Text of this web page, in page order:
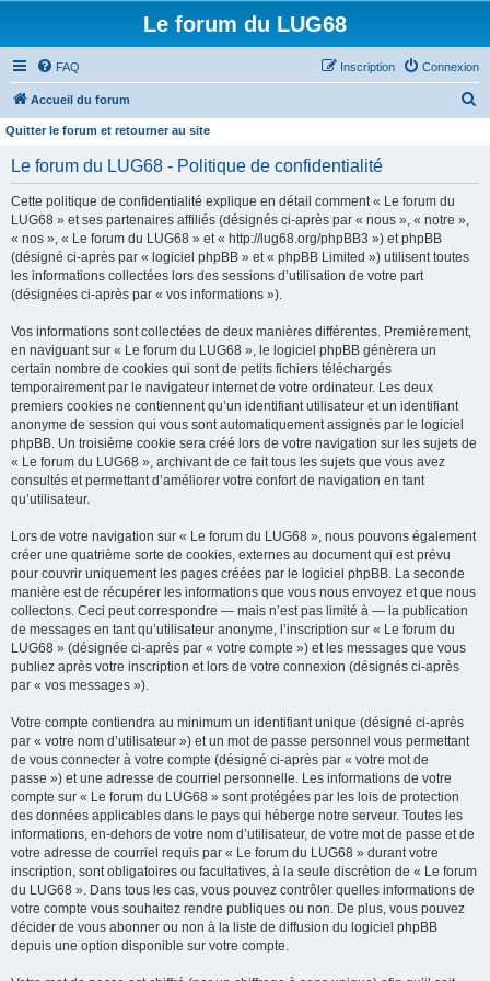
Le forum du LUG68
FAQ Connexion
Inscription
Accueil du forum
Quitter le forum et retourner au site
Le forum du LUG68 - Politique de confidentialité
Cette politique de confidentialité explique en détail comment « Le forum du
LUG68 » et ses partenaires affiliés (désignés ci-après par « nous », « notre »,
« nos », « Le forum du LUG68 » et « http://lug68.org/phpBB3 ») et phpBB
(désigné ci-après par « logiciel phpBB » et « phpBB Limited ») utilisent toutes
les informations collectées lors des sessions d’utilisation de votre part
(désignées ci-après par « vos informations »).
Vos informations sont collectées de deux manières différentes. Premièrement,
en naviguant sur « Le forum du LUG68 », le logiciel phpBB génèrera un
certain nombre de cookies qui sont de petits fichiers téléchargés
temporairement par le navigateur internet de votre ordinateur. Les deux
premiers cookies ne contiennent qu’un identifiant utilisateur et un identifiant
anonyme de session qui vous sont automatiquement assignés par le logiciel
phpBB. Un troisième cookie sera créé lors de votre navigation sur les sujets de
« Le forum du LUG68 », archivant de ce fait tous les sujets que vous avez
consultés et permettant d’améliorer votre confort de navigation en tant
qu’utilisateur.
Lors de votre navigation sur « Le forum du LUG68 », nous pouvons également
créer une quatrième sorte de cookies, externes au document qui est prévu
pour couvrir uniquement les pages créées par le logiciel phpBB. La seconde
manière est de récupérer les informations que vous nous envoyez et que nous
collectons. Ceci peut correspondre — mais n’est pas limité à — la publication
de messages en tant qu’utilisateur anonyme, l’inscription sur « Le forum du
LUG68 » (désignée ci-après par « votre compte ») et les messages que vous
publiez après votre inscription et lors de votre connexion (désignés ci-après
par « vos messages »).
Votre compte contiendra au minimum un identifiant unique (désigné ci-après
par « votre nom d’utilisateur ») et un mot de passe personnel vous permettant
de vous connecter à votre compte (désigné ci-après par « votre mot de
passe ») et une adresse de courriel personnelle. Les informations de votre
compte sur « Le forum du LUG68 » sont protégées par les lois de protection
des données applicables dans le pays qui héberge notre serveur. Toutes les
informations, en-dehors de votre nom d’utilisateur, de votre mot de passe et de
votre adresse de courriel requis par « Le forum du LUG68 » durant votre
inscription, sont obligatoires ou facultatives, à la seule discrétion de « Le forum
du LUG68 ». Dans tous les cas, vous pouvez contrôler quelles informations de
votre compte vous souhaitez rendre publiques ou non. De plus, vous pouvez
décider de vous abonner ou non à la liste de diffusion du logiciel phpBB
depuis une option disponible sur votre compte.